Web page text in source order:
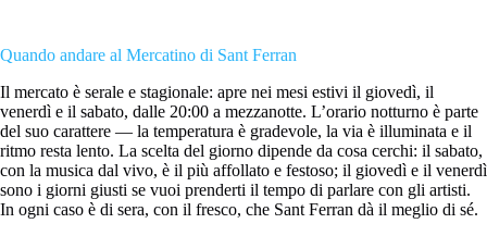
Quando andare al Mercatino di Sant Ferran
Il mercato è serale e stagionale: apre nei mesi estivi il giovedì, il
venerdì e il sabato, dalle 20:00 a mezzanotte. L’orario notturno è parte
del suo carattere — la temperatura è gradevole, la via è illuminata e il
ritmo resta lento. La scelta del giorno dipende da cosa cerchi: il sabato,
con la musica dal vivo, è il più affollato e festoso; il giovedì e il venerdì
sono i giorni giusti se vuoi prenderti il tempo di parlare con gli artisti.
In ogni caso è di sera, con il fresco, che Sant Ferran dà il meglio di sé.